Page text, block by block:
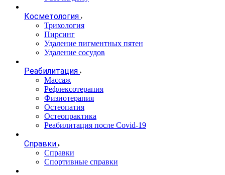
Косметология
Трихология
Пирсинг
Удаление пигментных пятен
Удаление сосудов
Реабилитация
Массаж
Рефлексотерапия
Физиотерапия
Остеопатия
Остеопрактика
Реабилитация после Covid-19
Справки
Справки
Спортивные справки